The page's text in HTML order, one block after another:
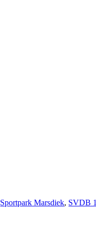
Sportpark Marsdiek, SVDB 1